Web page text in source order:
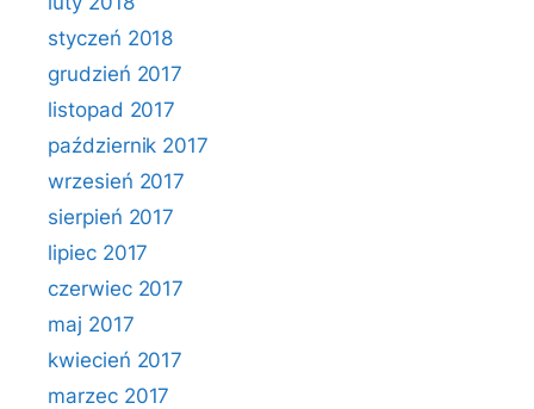
styczeń 2018
grudzień 2017
listopad 2017
październik 2017
wrzesień 2017
sierpień 2017
lipiec 2017
czerwiec 2017
maj 2017
kwiecień 2017
marzec 2017